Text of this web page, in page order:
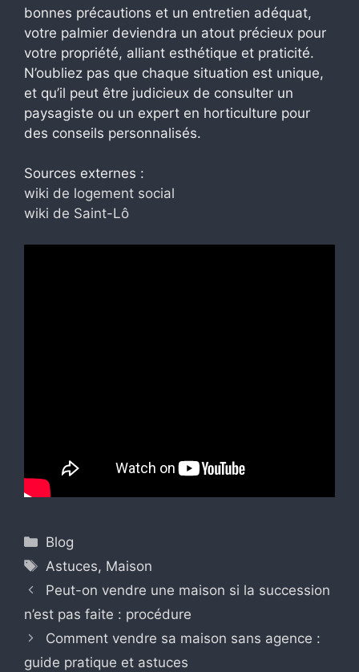
bonnes précautions et un entretien adéquat,
votre palmier deviendra un atout précieux pour
votre propriété, alliant esthétique et praticité.
N’oubliez pas que chaque situation est unique,
et qu’il peut être judicieux de consulter un
paysagiste ou un expert en horticulture pour
des conseils personnalisés.
Sources externes :
wiki de logement social
wiki de Saint-Lô
Catégories
Blog
Étiquettes
Astuces, Maison
Peut-on vendre une maison si la succession
n’est pas faite : procédure
Comment vendre sa maison sans agence :
guide pratique et astuces